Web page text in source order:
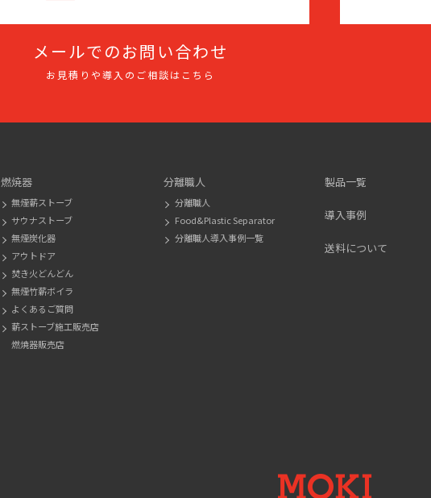
メールでのお問い合わせ
お見積りや導入のご相談はこちら
燃焼器
無煙薪ストーブ
サウナストーブ
無煙炭化器
アウトドア
焚き火どんどん
無煙竹薪ボイラ
よくあるご質問
薪ストーブ施工販売店
燃焼器販売店
分離職人
分離職人
Food&Plastic Separator
分離職人導入事例一覧
製品一覧
導入事例
送料について